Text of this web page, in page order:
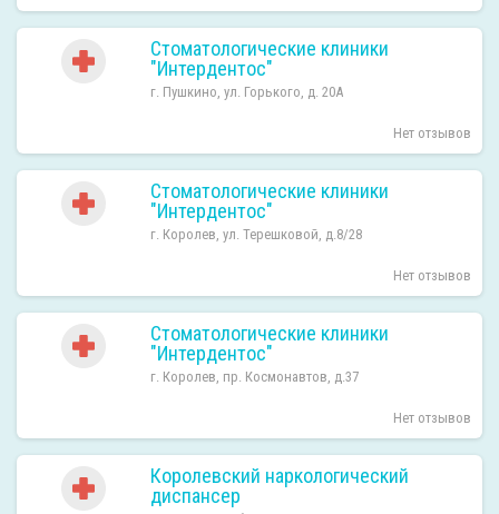
Стоматологические клиники
"Интердентос"
г. Пушкино, ул. Горького, д. 20А
Нет отзывов
Стоматологические клиники
"Интердентос"
г. Королев, ул. Терешковой, д.8/28
Нет отзывов
Стоматологические клиники
"Интердентос"
г. Королев, пр. Космонавтов, д.37
Нет отзывов
Королевский наркологический
диспансер